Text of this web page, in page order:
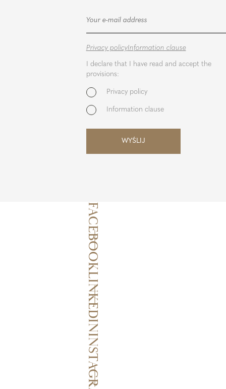
Privacy policyInformation clause
I declare that I have read and accept the
provisions:
Privacy policy
Information clause
FACEBOOK
LINKEDIN
INSTAGRAM